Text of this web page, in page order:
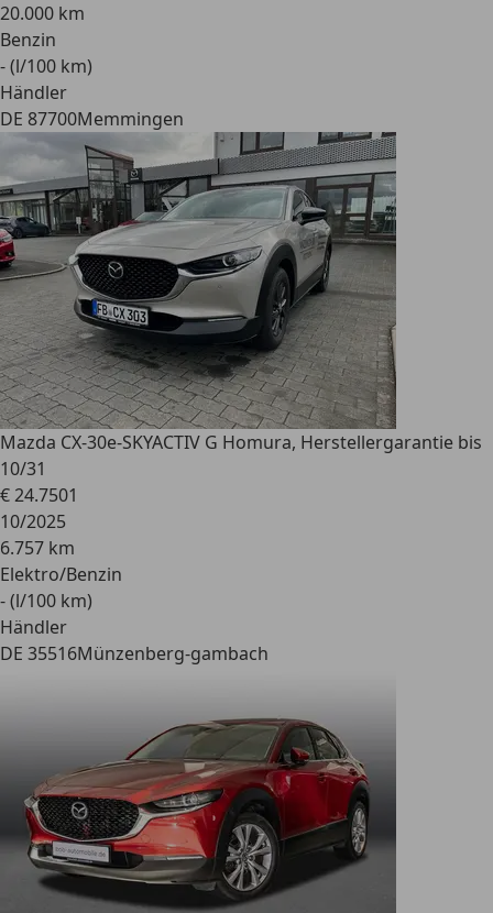
20.000 km
Benzin
- (l/100 km)
Händler
DE 87700Memmingen
Mazda CX-30e-SKYACTIV G Homura, Herstellergarantie bis
10/31
€ 24.7501
10/2025
6.757 km
Elektro/Benzin
- (l/100 km)
Händler
DE 35516Münzenberg-gambach